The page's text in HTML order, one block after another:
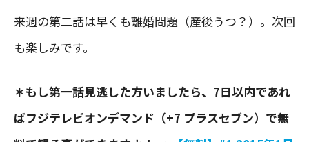
来週の第二話は早くも離婚問題（産後うつ？）。次回
も楽しみです。
＊もし第一話見逃した方いましたら、7日以内であれ
ばフジテレビオンデマンド（+7 プラスセブン）で無